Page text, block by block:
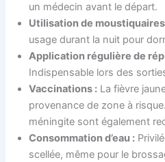
un médecin avant le départ.
Utilisation de
usage durant la nuit pour
Application régulière de
Indispensable lors des
Vaccinations : La fièvre
provenance de zone à
méningite sont également
Consommation d’eau :
scellée, même pour le